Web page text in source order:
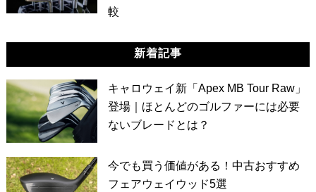
較
新着記事
キャロウェイ新「Apex MB Tour Raw」
登場｜ほとんどのゴルファーには必要
ないブレードとは？
今でも買う価値がある！中古おすすめ
フェアウェイウッド5選